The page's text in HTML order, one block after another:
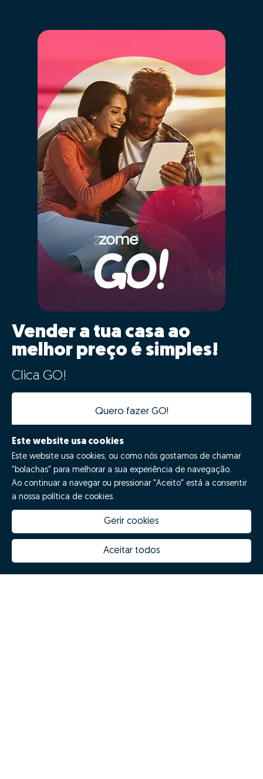
Vender a tua casa ao
melhor preço é simples!
Clica GO!
Quero fazer GO!
Porquê escolher a Zome
Prémios
Inovação Zome
Hubs Zome
Contactos
Este website usa cookies
Este website usa cookies, ou como nós gostamos de chamar
"bolachas" para melhorar a sua experiência de navegação.
Ao continuar a navegar ou pressionar "Aceito" está a consentir
a nossa política de cookies.
Gerir cookies
Aceitar todos